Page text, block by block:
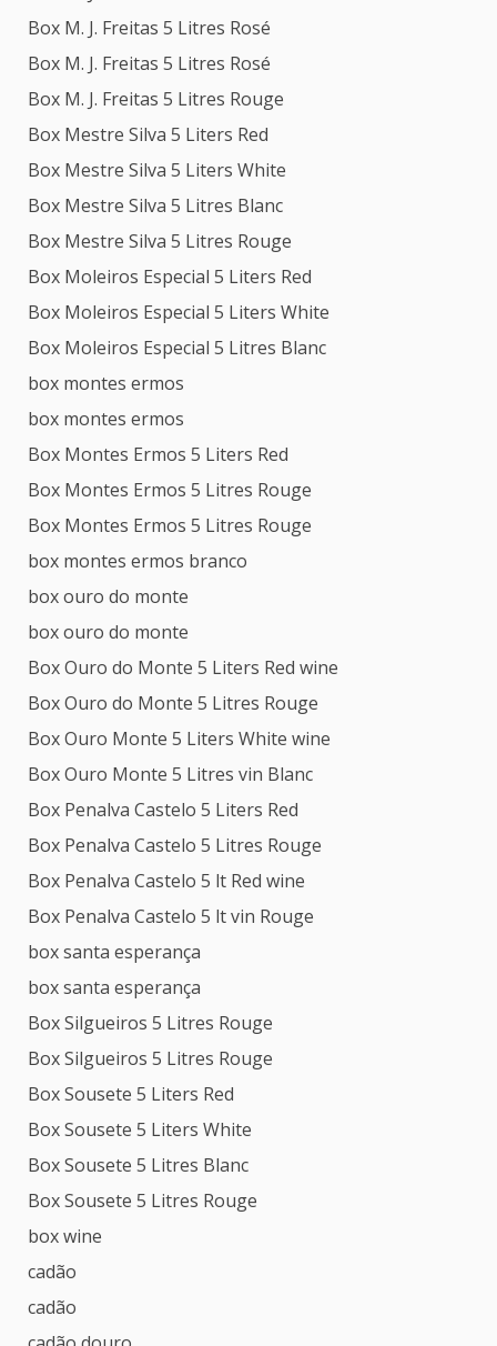
Box M. J. Freitas 5 Litres Rosé
Box M. J. Freitas 5 Litres Rosé
Box M. J. Freitas 5 Litres Rouge
Box Mestre Silva 5 Liters Red
Box Mestre Silva 5 Liters White
Box Mestre Silva 5 Litres Blanc
Box Mestre Silva 5 Litres Rouge
Box Moleiros Especial 5 Liters Red
Box Moleiros Especial 5 Liters White
Box Moleiros Especial 5 Litres Blanc
box montes ermos
box montes ermos
Box Montes Ermos 5 Liters Red
Box Montes Ermos 5 Litres Rouge
Box Montes Ermos 5 Litres Rouge
box montes ermos branco
box ouro do monte
box ouro do monte
Box Ouro do Monte 5 Liters Red wine
Box Ouro do Monte 5 Litres Rouge
Box Ouro Monte 5 Liters White wine
Box Ouro Monte 5 Litres vin Blanc
Box Penalva Castelo 5 Liters Red
Box Penalva Castelo 5 Litres Rouge
Box Penalva Castelo 5 lt Red wine
Box Penalva Castelo 5 lt vin Rouge
box santa esperança
box santa esperança
Box Silgueiros 5 Litres Rouge
Box Silgueiros 5 Litres Rouge
Box Sousete 5 Liters Red
Box Sousete 5 Liters White
Box Sousete 5 Litres Blanc
Box Sousete 5 Litres Rouge
box wine
cadão
cadão